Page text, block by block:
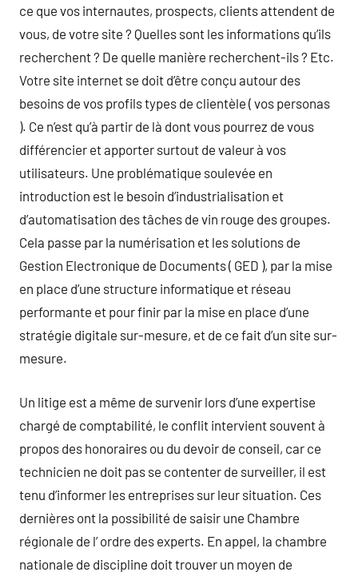
ce que vos internautes, prospects, clients attendent de
vous, de votre site ? Quelles sont les informations qu’ils
recherchent ? De quelle manière recherchent-ils ? Etc.
Votre site internet se doit d’être conçu autour des
besoins de vos profils types de clientèle ( vos personas
). Ce n’est qu’à partir de là dont vous pourrez de vous
différencier et apporter surtout de valeur à vos
utilisateurs. Une problématique soulevée en
introduction est le besoin d’industrialisation et
d’automatisation des tâches de vin rouge des groupes.
Cela passe par la numérisation et les solutions de
Gestion Electronique de Documents ( GED ), par la mise
en place d’une structure informatique et réseau
performante et pour finir par la mise en place d’une
stratégie digitale sur-mesure, et de ce fait d’un site sur-
mesure.
Un litige est a même de survenir lors d’une expertise
chargé de comptabilité, le conflit intervient souvent à
propos des honoraires ou du devoir de conseil, car ce
technicien ne doit pas se contenter de surveiller, il est
tenu d’informer les entreprises sur leur situation. Ces
dernières ont la possibilité de saisir une Chambre
régionale de l’ ordre des experts. En appel, la chambre
nationale de discipline doit trouver un moyen de